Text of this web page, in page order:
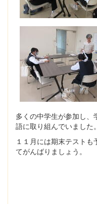
多くの中学生が参加し
語に取り組んでいました。
１１月には期末テスト
てがんばりましょう。